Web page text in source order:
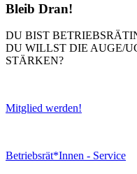
Bleib Dran!
DU BIST
DU WILLST DIE AUGE/
STÄRKEN?
Mitglied werden!
Betriebsrät*Innen - Service